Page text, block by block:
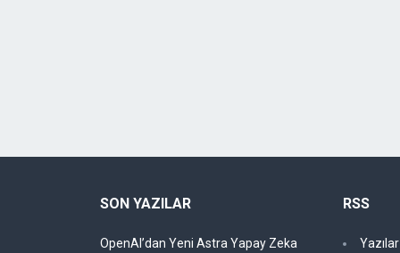
SON YAZILAR
OpenAI’dan Yeni Astra Yapay Zeka
RSS